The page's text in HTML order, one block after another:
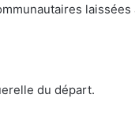
laissées
du départ.